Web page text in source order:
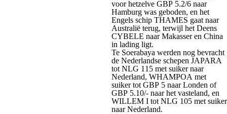
voor hetzelve GBP 5.2/6 naar
Hamburg was geboden, en het
Engels schip THAMES gaat naar
Australië terug, terwijl het Deens
CYBELE naar Makasser en China
in lading ligt.
Te Soerabaya werden nog bevracht
de Nederlandse schepen JAPARA
tot NLG 115 met suiker naar
Nederland, WHAMPOA met
suiker tot GBP 5 naar Londen of
GBP 5.10/- naar het vasteland, en
WILLEM I tot NLG 105 met suiker
naar Nederland.